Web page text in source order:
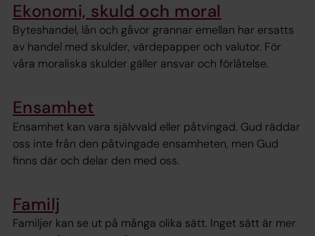
Ekonomi, skuld och moral
Byteshandel, lån och gåvor grannar emellan har ersatts
av handel med skulder, värdepapper och valutor. För
våra moraliska skulder gäller ansvar och förlåtelse.
Ensamhet
Ensamhet kan vara självvald eller påtvingad. Gud räddar
oss inte från den påtvingade ensamheten, men Gud
finns där och delar den med oss.
Familj
Familjer kan se ut på många olika sätt. Inget sätt är mer